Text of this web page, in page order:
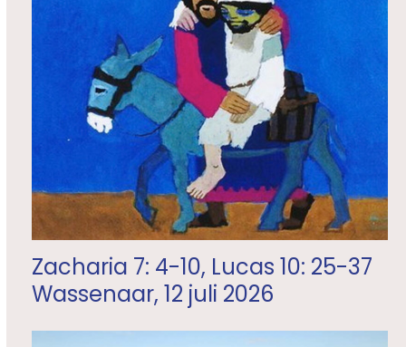
Zacharia 7: 4-10, Lucas 10: 25-37
Wassenaar, 12 juli 2026